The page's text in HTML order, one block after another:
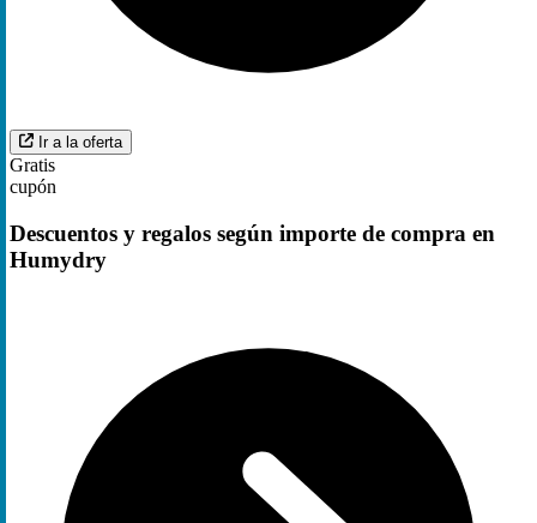
Ir a la oferta
Gratis
cupón
Descuentos y regalos según importe de compra en
Humydry